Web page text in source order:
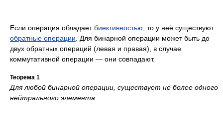
Если операция обладаетбиективностью , то у неё существуют
обратные операции . Для бинарной операции может быть до
двух обратных операций (левая и правая), в случае
коммутативной операции — они совпадают.
Теорема 1
Для любой бинарной операции, существует не более одного
нейтрального элемента